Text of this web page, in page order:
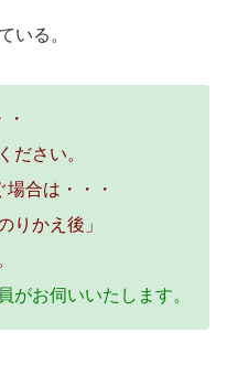
いる。
ださい。
合は・・・
りかえ後」
お伺いいたします。